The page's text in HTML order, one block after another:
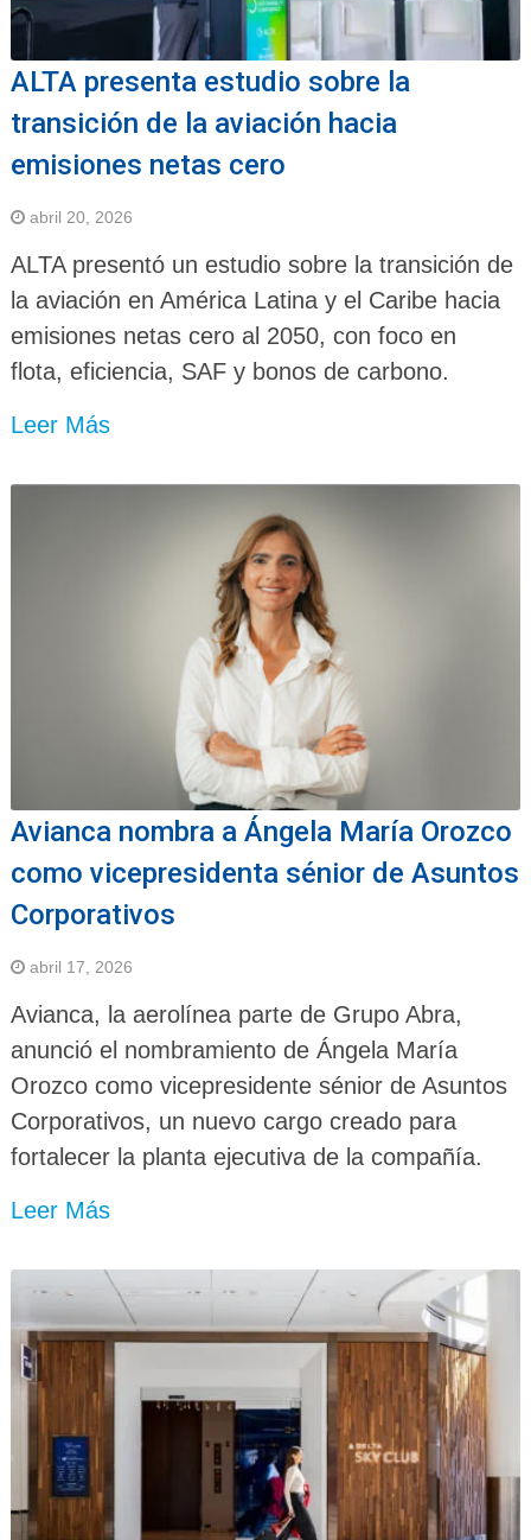
ALTA presenta estudio sobre la
transición de la aviación hacia
emisiones netas cero
abril 20, 2026
ALTA presentó un estudio sobre la transición de
la aviación en América Latina y el Caribe hacia
emisiones netas cero al 2050, con foco en
flota, eficiencia, SAF y bonos de carbono.
Leer Más
Avianca nombra a Ángela María Orozco
como vicepresidenta sénior de Asuntos
Corporativos
abril 17, 2026
Avianca, la aerolínea parte de Grupo Abra,
anunció el nombramiento de Ángela María
Orozco como vicepresidente sénior de Asuntos
Corporativos, un nuevo cargo creado para
fortalecer la planta ejecutiva de la compañía.
Leer Más